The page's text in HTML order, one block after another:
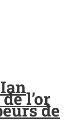
l’or
de